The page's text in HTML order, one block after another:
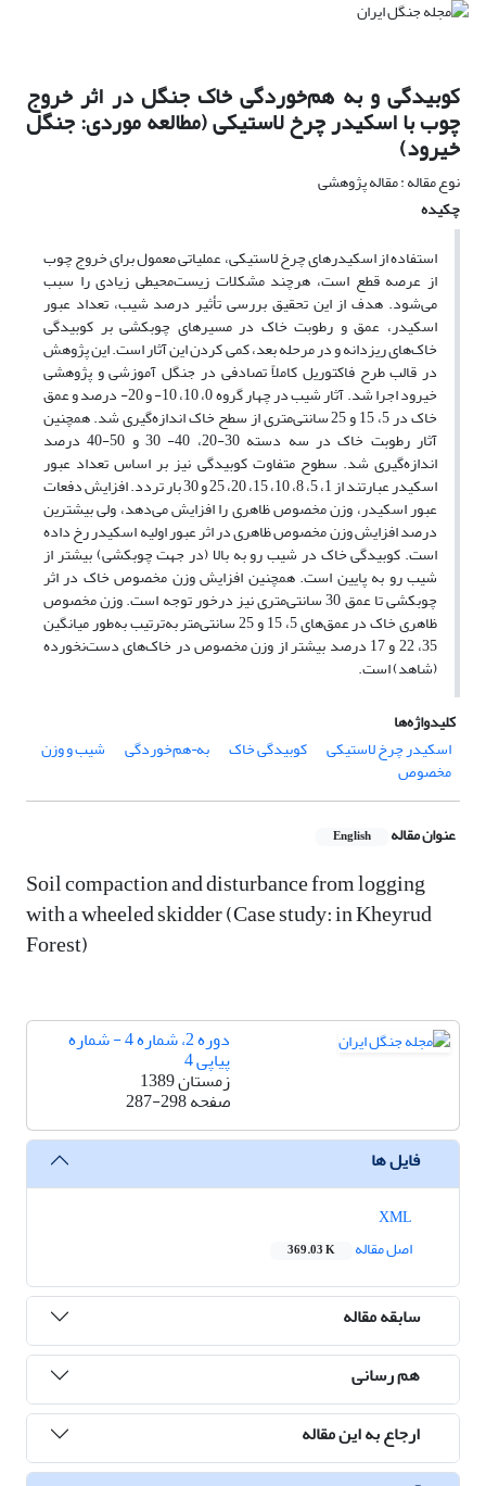
کوبیدگی و به هم‌خوردگی خاک جنگل در اثر خروج
چوب با اسکیدر چرخ لاستیکی (مطالعه موردی: جنگل
خیرود)
نوع مقاله : مقاله پژوهشی
چکیده
استفاده از اسکیدرهای چرخ لاستیکی، عملیاتی معمول برای خروج چوب
از عرصه قطع است، هرچند مشکلات زیست‌محیطی زیادی را سبب
می‌شود. هدف از این تحقیق بررسی تأثیر درصد شیب، تعداد عبور
اسکیدر، عمق و رطوبت خاک در مسیرهای چوبکشی بر کوبیدگی
خاک‌های ریزدانه و در مرحله بعد، کمی کردن این آثار است. این پژوهش
در قالب طرح فاکتوریل کاملاً تصادفی در جنگل آموزشی و پژوهشی
خیرود اجرا شد. آثار شیب در چهار گروه 0، 10، 10- و 20- درصد و عمق
خاک در 5، 15 و 25 سانتی‌متری از سطح خاک اندازه‌گیری شد. همچنین
آثار رطوبت خاک در سه دسته 30-20، 40- 30 و 50-40 درصد
اندازه‌گیری شد. سطوح متفاوت کوبیدگی نیز بر اساس تعداد عبور
اسکیدر عبارتند از 1، 5، 8، 10، 15، 20، 25 و 30 بار تردد. افزایش دفعات
عبور اسکیدر، وزن مخصوص ظاهری را افزایش می‌دهد، ولی بیشترین
درصد افزایش وزن مخصوص ظاهری در اثر عبور اولیه اسکیدر رخ داده
است. کوبیدگی خاک در شیب‌ رو به بالا (در جهت چوبکشی) بیشتر از
شیب رو به پایین است. همچنین افزایش وزن مخصوص خاک در اثر
چوبکشی تا عمق 30 سانتی‌متری نیز درخور توجه است. وزن مخصوص
ظاهری خاک در عمق‌های 5، 15 و 25 سانتی‌متر به‌ترتیب به‌طور میانگین
35، 22 و 17 درصد بیشتر از وزن مخصوص در خاک‌های دست‌نخورده
(شاهد) است.
کلیدواژه‌ها
اسکیدر چرخ لاستیکی
کوبیدگی خاک به¬هم‌خوردگی شیب و وزن
مخصوص
عنوان مقاله English
Soil compaction and disturbance from logging
with a wheeled skidder (Case study: in Kheyrud
Forest)
دوره 2، شماره 4 - شماره
پیاپی 4
زمستان 1389
صفحه287-298
فایل ها
اصل مقاله
369.03 K
سابقه مقاله
هم رسانی
ارجاع به این مقاله